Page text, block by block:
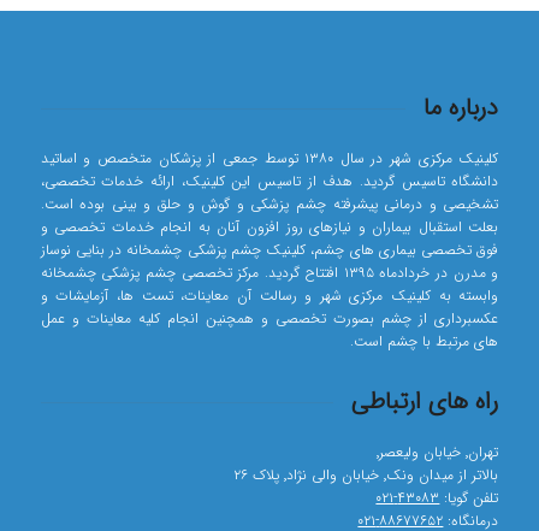
درباره ما
کلینیک مرکزی شهر در سال ۱۳۸۰ توسط جمعی از پزشکان متخصص و اساتید
دانشگاه تاسیس گردید. هدف از تاسیس این کلینیک، ارائه خدمات تخصصی،
تشخیصی و درمانی پیشرفته چشم پزشکی و گوش و حلق و بینی بوده است.
بعلت استقبال بیماران و نیازهای روز افزون آنان به انجام خدمات تخصصی و
فوق تخصصی بیماری های چشم، کلینیک چشم پزشکی چشمخانه در بنایی نوساز
و مدرن در خردادماه ۱۳۹۵ افتتاح گردید. مرکز تخصصی چشم پزشکی چشمخانه
وابسته به کلینیک مرکزی شهر و رسالت آن معاینات، تست ها، آزمایشات و
عکسبرداری از چشم بصورت تخصصی و همچنین انجام کلیه معاینات و عمل
های مرتبط با چشم است.
راه های ارتباطی
تهران٬ خیابان ولیعصر٬
بالاتر از میدان ونک٬ خیابان والی نژاد٬ پلاک ۲۶
تلفن گویا:۴۳۰۸۳-۰۲۱
درمانگاه:۸۸۶۷۷۶۵۲-۰۲۱